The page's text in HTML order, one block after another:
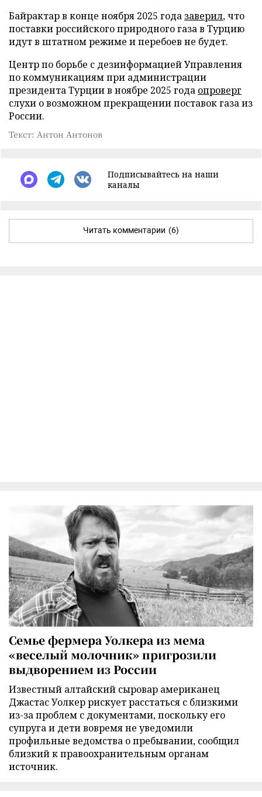
Байрактар в конце ноября 2025 года заверил, что
поставки российского природного газа в Турцию
идут в штатном режиме и перебоев не будет.
Центр по борьбе с дезинформацией Управления
по коммуникациям при администрации
президента Турции в ноябре 2025 года опроверг
слухи о возможном прекращении поставок газа из
России.
Текст: Антон Антонов
Подписывайтесь на наши
каналы
Читать комментарии (6)
Семье фермера Уолкера из мема
«веселый молочник» пригрозили
выдворением из России
Известный алтайский сыровар американец
Джастас Уолкер рискует расстаться с близкими
из-за проблем с документами, поскольку его
супруга и дети вовремя не уведомили
профильные ведомства о пребывании, сообщил
близкий к правоохранительным органам
источник.